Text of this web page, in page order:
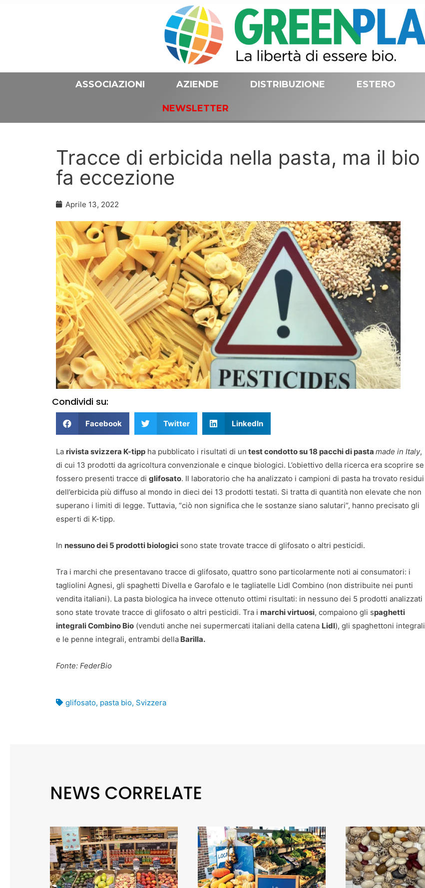
ASSOCIAZIONI AZIENDE DISTRIBUZIONE ESTERO
NEWSLETTER
Tracce di erbicida nella pasta, ma il bio
fa eccezione
Aprile 13, 2022
Condividi su:
Facebook Twitter LinkedIn
La rivista svizzera K-tipp ha pubblicato i risultati di un test condotto su 18 pacchi di pasta made in Italy,
di cui 13 prodotti da agricoltura convenzionale e cinque biologici. L’obiettivo della ricerca era scoprire se
fossero presenti tracce di glifosato. Il laboratorio che ha analizzato i campioni di pasta ha trovato residui
dell’erbicida più diffuso al mondo in dieci dei 13 prodotti testati. Si tratta di quantità non elevate che non
superano i limiti di legge. Tuttavia, “ciò non significa che le sostanze siano salutari”, hanno precisato gli
esperti di K-tipp.
In nessuno dei 5 prodotti biologici sono state trovate tracce di glifosato o altri pesticidi.
Tra i marchi che presentavano tracce di glifosato, quattro sono particolarmente noti ai consumatori: i
tagliolini Agnesi, gli spaghetti Divella e Garofalo e le tagliatelle Lidl Combino (non distribuite nei punti
vendita italiani). La pasta biologica ha invece ottenuto ottimi risultati: in nessuno dei 5 prodotti analizzati
sono state trovate tracce di glifosato o altri pesticidi. Tra i marchi virtuosi, compaiono gli spaghetti
integrali Combino Bio (venduti anche nei supermercati italiani della catena Lidl), gli spaghettoni integrali
e le penne integrali, entrambi della Barilla.
Fonte: FederBio
glifosato, pasta bio, Svizzera
NEWS CORRELATE